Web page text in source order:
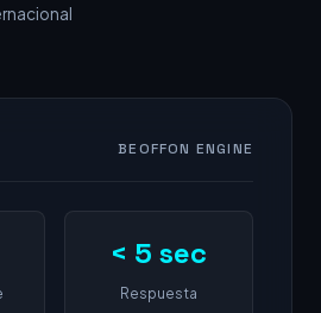
BEOFFON ENGINE
< 5 sec
Respuesta